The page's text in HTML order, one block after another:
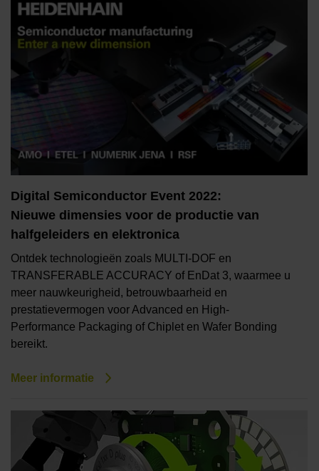
Digital Semiconductor Event 2022:
Nieuwe dimensies voor de productie van
halfgeleiders en elektronica
Ontdek technologieën zoals MULTI-DOF en
TRANSFERABLE ACCURACY of EnDat 3, waarmee u
meer nauwkeurigheid, betrouwbaarheid en
prestatievermogen voor Advanced en High-
Performance Packaging of Chiplet en Wafer Bonding
bereikt.
Meer informatie